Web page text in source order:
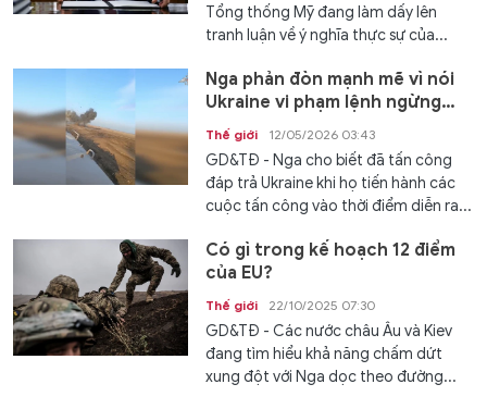
Tổng thống Mỹ đang làm dấy lên
tranh luận về ý nghĩa thực sự của...
Nga phản đòn mạnh mẽ vì nói
Ukraine vi phạm lệnh ngừng
bắn hơn 23.000 lần
Thế giới 12/05/2026 03:43
GD&TĐ - Nga cho biết đã tấn công
đáp trả Ukraine khi họ tiến hành các
cuộc tấn công vào thời điểm diễn ra...
Có gì trong kế hoạch 12 điểm
của EU?
Thế giới 22/10/2025 07:30
GD&TĐ - Các nước châu Âu và Kiev
đang tìm hiểu khả năng chấm dứt
xung đột với Nga dọc theo đường...